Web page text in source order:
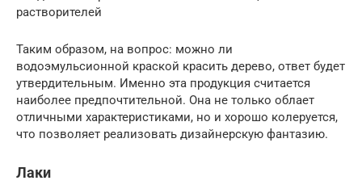
растворителей
Таким образом, на вопрос: можно ли
водоэмульсионной краской красить дерево, ответ будет
утвердительным. Именно эта продукция считается
наиболее предпочтительной. Она не только облает
отличными характеристиками, но и хорошо колеруется,
что позволяет реализовать дизайнерскую фантазию.
Лаки